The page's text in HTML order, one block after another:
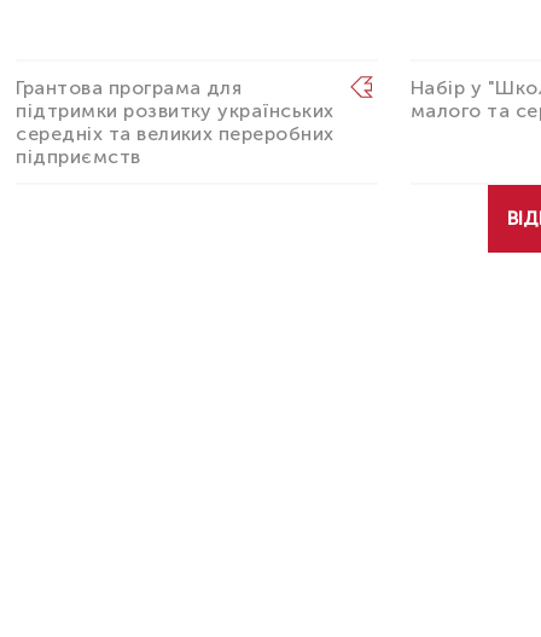
Грантова програма для
підтримки розвитку українських
середніх та великих переробних
підприємств
Набір у
малого та